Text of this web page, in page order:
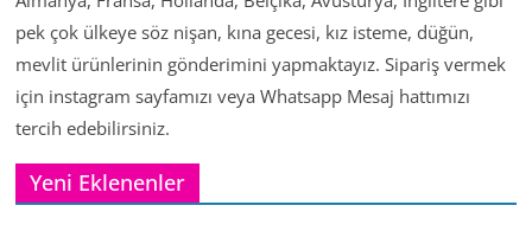
pek çok ülkeye söz nişan, kına gecesi, kız isteme, düğün,
mevlit ürünlerinin gönderimini yapmaktayız. Sipariş vermek
için instagram sayfamızı veya Whatsapp Mesaj hattımızı
tercih edebilirsiniz.
Yeni Eklenenler